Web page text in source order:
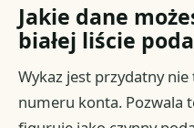
Jakie dane
białej liście
Wykaz jest przydatny
numeru konta. Pozwala